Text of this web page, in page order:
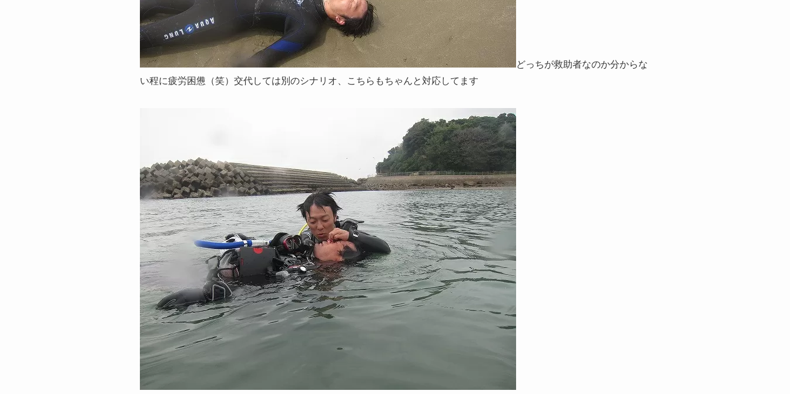
どっちが救助者なのか分からな
い程に疲労困憊（笑）交代しては別のシナリオ、こちらもちゃんと対応してます